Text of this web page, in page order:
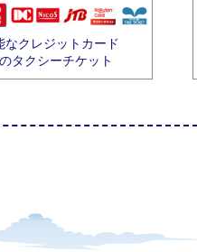
なクレジットカード
タクシーチケット